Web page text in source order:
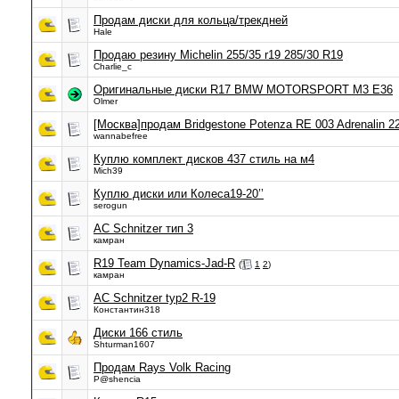
Продам диски для кольца/трекдней
Hale
Продаю резину Michelin 255/35 r19 285/30 R19
Charlie_c
Оригинальные диски R17 BMW MOTORSPORT M3 E36
Olmer
[Москва]продам Bridgestone Potenza RE 003 Adrenalin
wannabefree
Куплю комплект дисков 437 стиль на м4
Mich39
Куплю диски или Колеса19-20’’
serogun
AC Schnitzer тип 3
камран
R19 Team Dynamics-Jad-R ( 1 2)
камран
AC Schnitzer typ2 R-19
Константин318
Диски 166 стиль
Shturman1607
Продам Rays Volk Racing
P@shencia